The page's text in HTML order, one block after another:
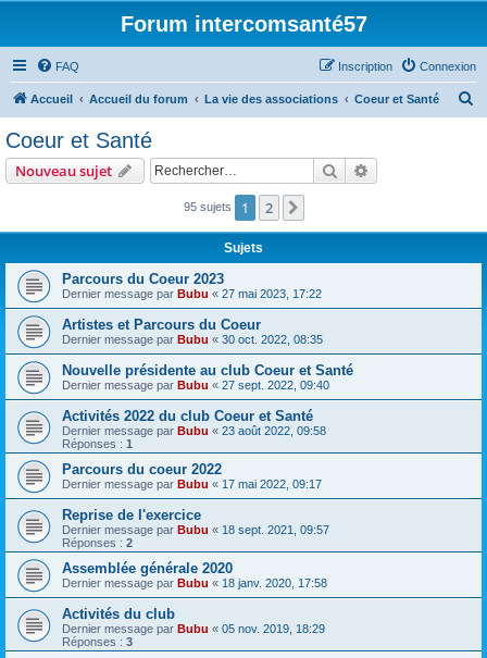
Forum intercomsanté57
FAQ Connexion
Inscription
Accueil Accueil du forum La vie des associations Coeur et Santé
e
Coeur et Santé
Nouveau sujet Rechercher
95 sujets 1 2
Sujets
Parcours du Coeur 2023
Dernier message par Bubu « 27 mai 2023, 17:22
Artistes et Parcours du Coeur
Dernier message par Bubu « 30 oct. 2022, 08:35
Nouvelle présidente au club Coeur et Santé
Dernier message par Bubu « 27 sept. 2022, 09:40
Activités 2022 du club Coeur et Santé
Dernier message par Bubu « 23 août 2022, 09:58
Réponses : 1
Parcours du coeur 2022
Dernier message par Bubu « 17 mai 2022, 09:17
Reprise de l'exercice
Dernier message par Bubu « 18 sept. 2021, 09:57
Réponses : 2
Assemblée générale 2020
Dernier message par Bubu « 18 janv. 2020, 17:58
Activités du club
Dernier message par Bubu « 05 nov. 2019, 18:29
Réponses : 3